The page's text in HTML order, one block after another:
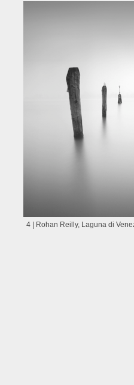
4 | Rohan Reilly, Laguna di